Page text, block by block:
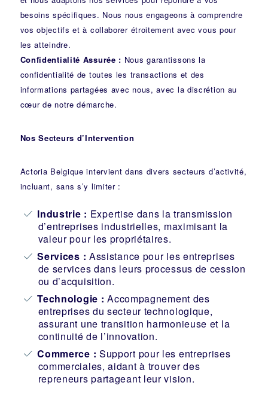
besoins spécifiques. Nous nous engageons à comprendre
vos objectifs et à collaborer étroitement avec vous pour
les atteindre.
Confidentialité Assurée : Nous garantissons la
confidentialité de toutes les transactions et des
informations partagées avec nous, avec la discrétion au
cœur de notre démarche.
Nos Secteurs d’Intervention
Actoria Belgique intervient dans divers secteurs d’activité,
incluant, sans s’y limiter :
Industrie : Expertise dans la transmission
d’entreprises industrielles, maximisant la
valeur pour les propriétaires.
Services : Assistance pour les entreprises
de services dans leurs processus de cession
ou d’acquisition.
Technologie : Accompagnement des
entreprises du secteur technologique,
assurant une transition harmonieuse et la
continuité de l’innovation.
Commerce : Support pour les entreprises
commerciales, aidant à trouver des
repreneurs partageant leur vision.